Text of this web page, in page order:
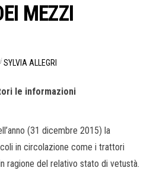
MEZZI
SYLVIA ALLEGRI
le informazioni
(31 dicembre 2015) la
in circolazione come i trattori
ragione del relativo stato di vetustà.